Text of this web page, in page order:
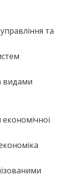
та
видами